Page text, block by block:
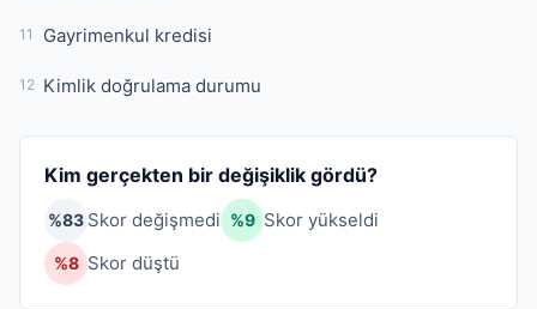
11 Gayrimenkul kredisi
12 Kimlik doğrulama durumu
Kim gerçekten bir değişiklik gördü?
%83 Skor değişmedi %9 Skor yükseldi
%8 Skor düştü